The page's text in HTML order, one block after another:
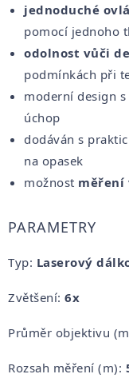
jednoduché
pomocí jednoho
odolnost vůči
podmínkách při
moderní design
úchop
dodáván s
na opasek
možnost měření
PARAMETRY
Typ: Laserový
Zvětšení: 6x
Průměr objektivu
Rozsah měření (m):